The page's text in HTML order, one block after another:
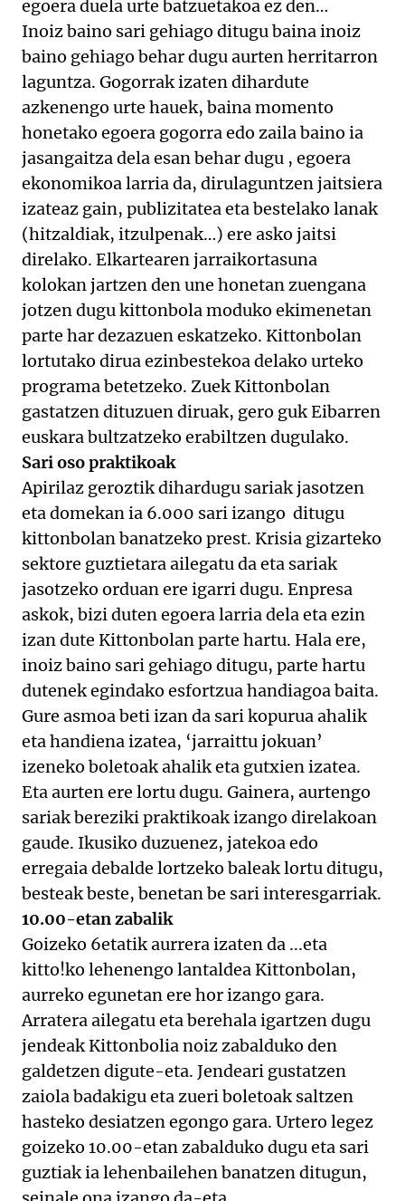
egoera duela urte batzuetakoa ez den…
Inoiz baino sari gehiago ditugu baina inoiz
baino gehiago behar dugu aurten herritarron
laguntza. Gogorrak izaten dihardute
azkenengo urte hauek, baina momento
honetako egoera gogorra edo zaila baino ia
jasangaitza dela esan behar dugu , egoera
ekonomikoa larria da, dirulaguntzen jaitsiera
izateaz gain, publizitatea eta bestelako lanak
(hitzaldiak, itzulpenak…) ere asko jaitsi
direlako. Elkartearen jarraikortasuna
kolokan jartzen den une honetan zuengana
jotzen dugu kittonbola moduko ekimenetan
parte har dezazuen eskatzeko. Kittonbolan
lortutako dirua ezinbestekoa delako urteko
programa betetzeko. Zuek Kittonbolan
gastatzen dituzuen diruak, gero guk Eibarren
euskara bultzatzeko erabiltzen dugulako.
Sari oso praktikoak
Apirilaz geroztik dihardugu sariak jasotzen
eta domekan ia 6.000 sari izango ditugu
kittonbolan banatzeko prest. Krisia gizarteko
sektore guztietara ailegatu da eta sariak
jasotzeko orduan ere igarri dugu. Enpresa
askok, bizi duten egoera larria dela eta ezin
izan dute Kittonbolan parte hartu. Hala ere,
inoiz baino sari gehiago ditugu, parte hartu
dutenek egindako esfortzua handiagoa baita.
Gure asmoa beti izan da sari kopurua ahalik
eta handiena izatea, ‘jarraittu jokuan’
izeneko boletoak ahalik eta gutxien izatea.
Eta aurten ere lortu dugu. Gainera, aurtengo
sariak bereziki praktikoak izango direlakoan
gaude. Ikusiko duzuenez, jatekoa edo
erregaia debalde lortzeko baleak lortu ditugu,
besteak beste, benetan be sari interesgarriak.
10.00-etan zabalik
Goizeko 6etatik aurrera izaten da ...eta
kitto!ko lehenengo lantaldea Kittonbolan,
aurreko egunetan ere hor izango gara.
Arratera ailegatu eta berehala igartzen dugu
jendeak Kittonbolia noiz zabalduko den
galdetzen digute-eta. Jendeari gustatzen
zaiola badakigu eta zueri boletoak saltzen
hasteko desiatzen egongo gara. Urtero legez
goizeko 10.00-etan zabalduko dugu eta sari
guztiak ia lehenbailehen banatzen ditugun,